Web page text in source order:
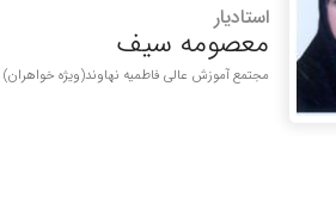
استادیار
معصومه سیف
مجتمع آموزش عالی فاطمیه نهاوند(ویژه